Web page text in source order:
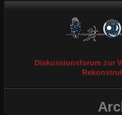
Diskussionsforum zur